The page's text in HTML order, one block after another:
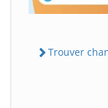
Trouver